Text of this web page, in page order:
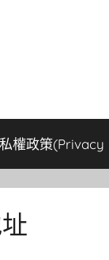
權政策(Privacy